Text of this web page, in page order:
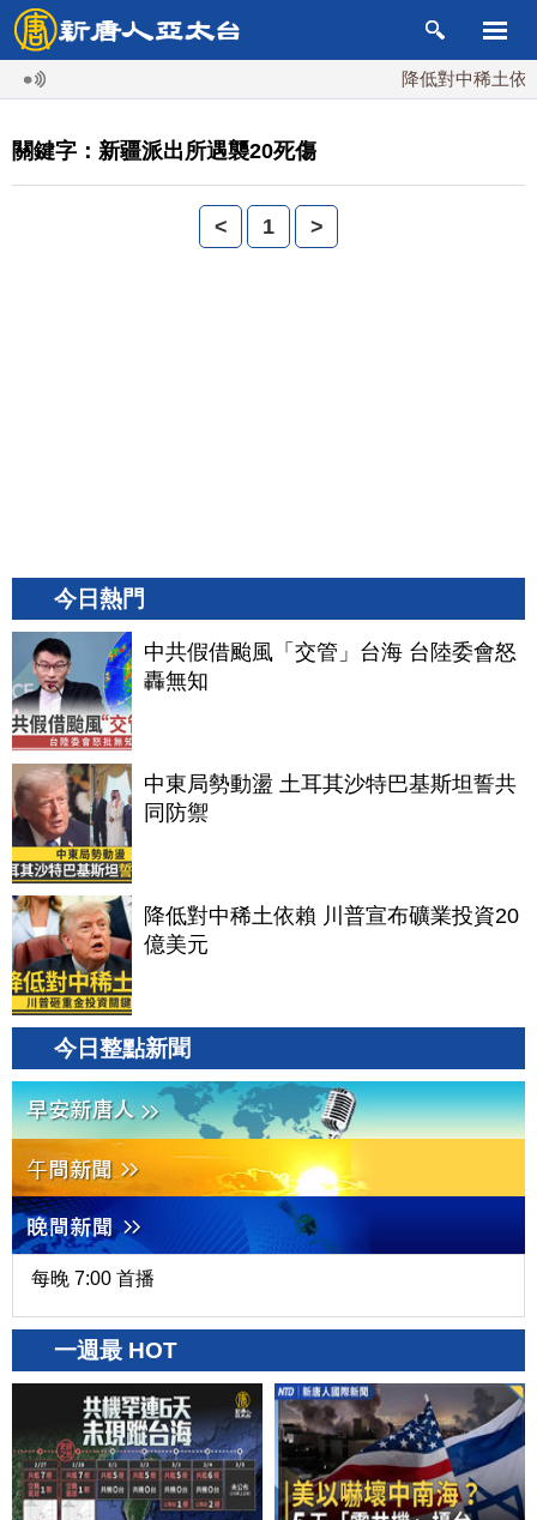
降低對中稀土依
關鍵字：新疆派出所遇襲20死傷
< 1 >
今日熱門
中共假借颱風「交管」台海 台陸委會怒
轟無知
中東局勢動盪 土耳其沙特巴基斯坦誓共
同防禦
降低對中稀土依賴 川普宣布礦業投資20
億美元
今日整點新聞
每晚 7:00 首播
一週最 HOT